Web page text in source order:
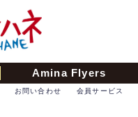
Amina Flyers
会員サービス
お問い合わせ